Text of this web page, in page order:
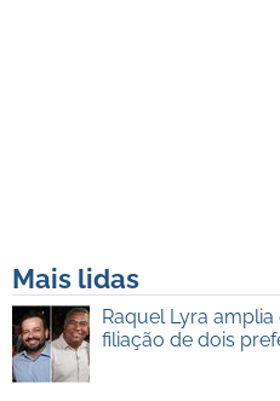
Mais lidas
Raquel Lyra
filiação de dois